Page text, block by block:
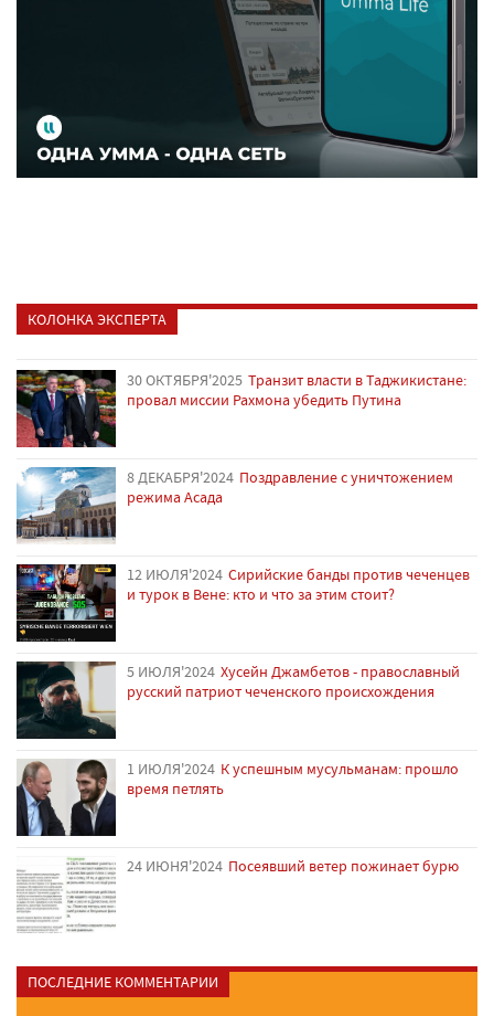
КОЛОНКА ЭКСПЕРТА
30 ОКТЯБРЯ'2025 Транзит власти в Таджикистане:
провал миссии Рахмона убедить Путина
8 ДЕКАБРЯ'2024 Поздравление с уничтожением
режима Асада
12 ИЮЛЯ'2024 Сирийские банды против чеченцев
и турок в Вене: кто и что за этим стоит?
5 ИЮЛЯ'2024 Хусейн Джамбетов - православный
русский патриот чеченского происхождения
1 ИЮЛЯ'2024 К успешным мусульманам: прошло
время петлять
24 ИЮНЯ'2024 Посеявший ветер пожинает бурю
ПОСЛЕДНИЕ КОММЕНТАРИИ